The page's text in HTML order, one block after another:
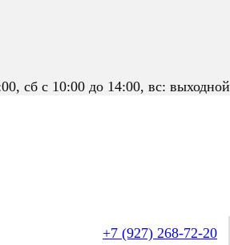
сб с 10:00 до 14:00, вс: выходной
+7 (927) 268-72-20